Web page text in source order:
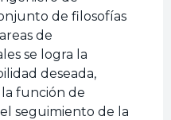
de filosofías
de
se logra la
deseada,
función de
seguimiento de la